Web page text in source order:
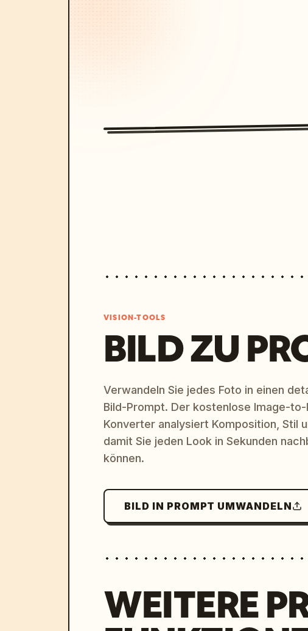
VISION-TOOLS
BILD ZU
Verwandeln Sie jedes Foto in einen
Bild-Prompt. Der kostenlose Image-
Konverter analysiert Komposition, Stil
damit Sie jeden Look in Sekunden
können.
BILD IN PROMPT UMWANDELN
WEITERE